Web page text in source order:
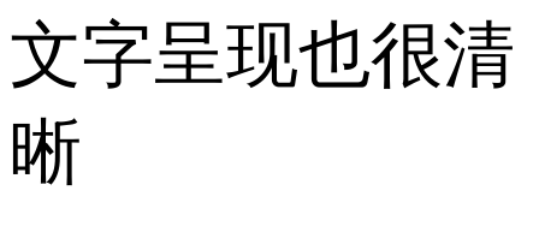
文字呈现也很清
晰